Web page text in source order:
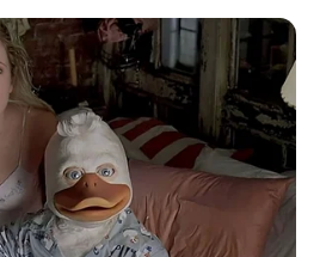
μεταμόρφωσε τις
ενός νεαρού, σε
το μεσημέρι της
2025.
που συμβαίνει
τις τελευταίες